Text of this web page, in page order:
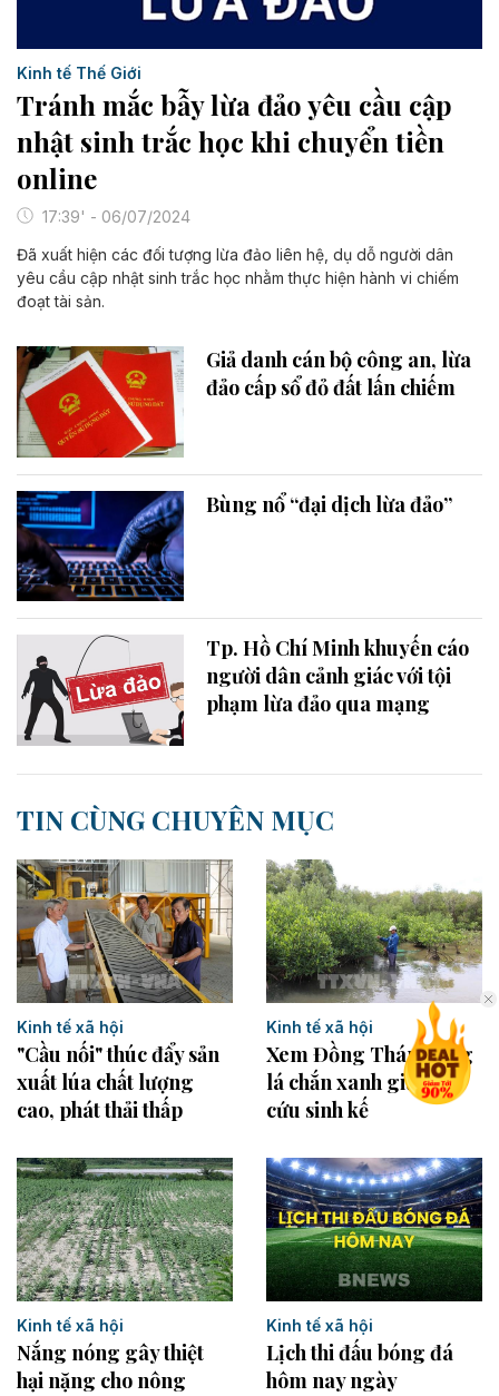
Kinh tế Thế Giới
Tránh mắc bẫy lừa đảo yêu cầu cập
nhật sinh trắc học khi chuyển tiền
online
17:39' - 06/07/2024
Đã xuất hiện các đối tượng lừa đảo liên hệ, dụ dỗ người dân
yêu cầu cập nhật sinh trắc học nhằm thực hiện hành vi chiếm
đoạt tài sản.
Giả danh cán bộ công an, lừa
đảo cấp sổ đỏ đất lấn chiếm
Bùng nổ “đại dịch lừa đảo”
Tp. Hồ Chí Minh khuyến cáo
người dân cảnh giác với tội
phạm lừa đảo qua mạng
TIN CÙNG CHUYÊN MỤC
Kinh tế xã hội
"Cầu nối" thúc đẩy sản
xuất lúa chất lượng
cao, phát thải thấp
Kinh tế xã hội
Xem Đồng Tháp dựng
lá chắn xanh giữ đất,
cứu sinh kế
Kinh tế xã hội
Nắng nóng gây thiệt
hại nặng cho nông
Kinh tế xã hội
Lịch thi đấu bóng đá
hôm nay ngày